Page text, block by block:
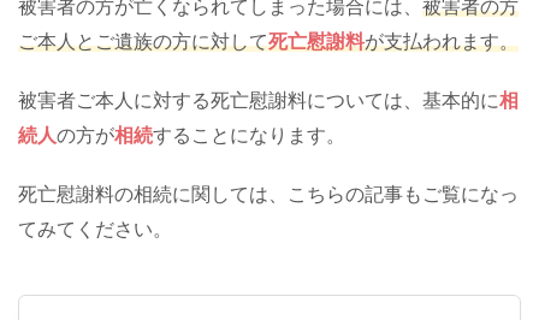
被害者の方が亡くなられてしまった場合には、 被害者の方
ご本人とご遺族の方に対して死亡慰謝料が支払われます。
被害者ご本人に対する死亡慰謝料については、基本的に相
続人の方が相続することになります。
死亡慰謝料の相続に関しては、こちらの記事もご覧になっ
てみてください。